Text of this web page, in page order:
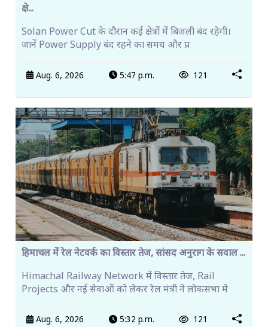
क्षे...
Solan Power Cut के दौरान कई क्षेत्रों में बिजली बंद रहेगी।
जानें Power Supply बंद रहने का समय और प्र
Aug. 6, 2026 5:47 p.m. 121
हिमाचल में रेल नेटवर्क का विस्तार तेज, सांसद अनुराग के सवाल ...
Himachal Railway Network में विस्तार तेज, Rail
Projects और नई सेवाओं को लेकर रेल मंत्री ने लोकसभा मे
Aug. 6, 2026 5:32 p.m. 121